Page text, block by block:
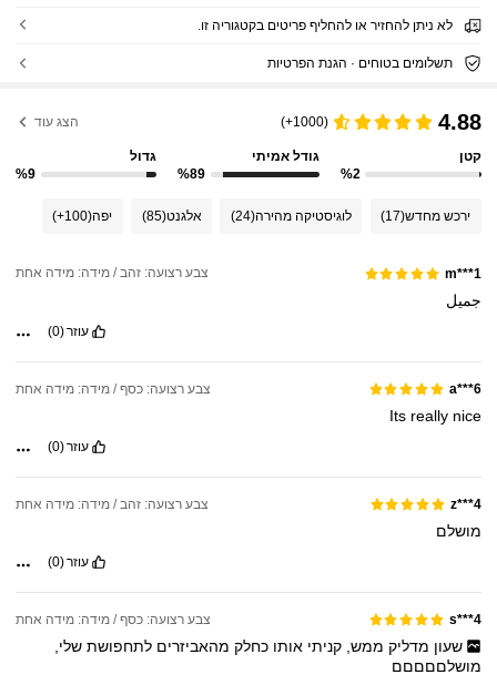
לא ניתן להחזיר או להחליף פריטים בקטגוריה זו.
תשלומים בטוחים · הגנת הפרטיות
4.88
(1000+) הצג עוד
קטן
%2
גודל אמיתי
%89
גדול
%9
ירכש מחדש(17) לוגיסטיקה מהירה(24) אלגנט(85) יפה(100+)
m***1 צבע רצועה: זהב / מידה: מידה אחת
جميل
עוזר(0)
a***6 צבע רצועה: כסף / מידה: מידה אחת
Its really nice
עוזר(0)
z***4 צבע רצועה: זהב / מידה: מידה אחת
מושלם
עוזר(0)
s***4 צבע רצועה: כסף / מידה: מידה אחת
שעון מדליק ממש, קניתי אותו כחלק מהאביזרים לתחפושת שלי,
מושלםםםםם